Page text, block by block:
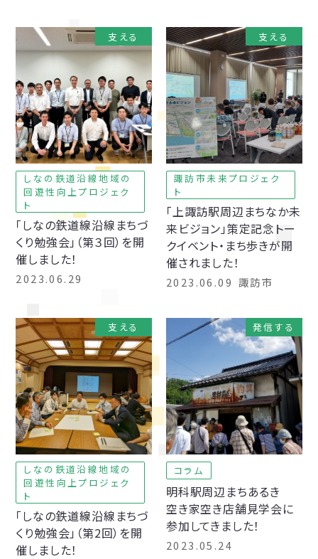
支える
しなの鉄道沿線地域の
回遊性向上プロジェク
ト
「しなの鉄道線沿線まちづ
くり勉強会」（第３回）を開
催しました！
2023.06.29
支える
諏訪市未来プロジェク
ト
「上諏訪駅周辺まちなか未
来ビジョン」策定記念トー
クイベント・まち歩きが開
催されました！
2023.06.09 諏訪市
支える
しなの鉄道沿線地域の
回遊性向上プロジェク
ト
「しなの鉄道線沿線まちづ
くり勉強会」（第2回）を開
催しました！
発信する
コラム
明科駅周辺まちあるき
空き家空き店舗見学会に
参加してきました！
2023.05.24